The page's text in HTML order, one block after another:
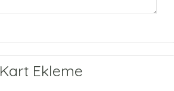
Kart Ekleme